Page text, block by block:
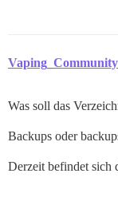
Vaping_Community
Was soll das
Backups oder
Derzeit befindet sich